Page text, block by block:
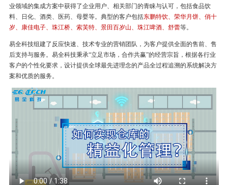
业领域的集成方案中获得了企业用户、相关部门的青睐与认可，包括食品饮
料、日化、酒类、医药、母婴等。典型的客户包括东鹏特饮、荣华月饼、俏十
岁、康佳电子、珠江桥、索芙特、景田百岁山、珠江啤酒、舒蕾等。
易全科技组建了反应快速、技术专业的营销团队，为客户提供全面的售前、售
后支持与服务。易全科技秉承“立足市场，合作共赢”的经营宗旨，根据各行业
客户的个性化要求，设计提供全球最先进理念的产品全过程追溯的系统解决方
案和优质的服务。